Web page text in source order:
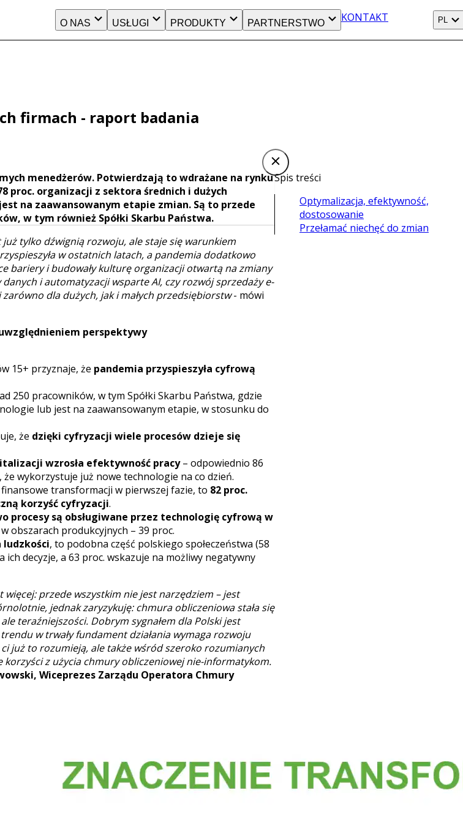
O NAS USŁUGI PRODUKTY PARTNERSTWO KONTAKT PL
firmach - raport badania
menedżerów. Potwierdzają to wdrażane na rynku
organizacji z sektora średnich i dużych
na zaawansowanym etapie zmian. Są to przede
w tym również Spółki Skarbu Państwa.
tylko dźwignią rozwoju, ale staje się warunkiem
w ostatnich latach, a pandemia dodatkowo
bariery i budowały kulturę organizacji otwartą na zmiany
i automatyzacji wsparte AI, czy rozwój sprzedaży e-
dla dużych, jak i małych przedsiębiorstw- mówi
perspektywy
15+ przyznaje, że pandemia przyspieszyła cyfrową
250 pracowników, w tym Spółki Skarbu Państwa, gdzie
lub jest na zaawansowanym etapie, w stosunku do
że dzięki cyfryzacji wiele procesów dzieje się
wzrosła efektywność pracy– odpowiednio 86
wykorzystuje już nowe technologie na co dzień.
transformacji w pierwszej fazie, to 82 proc.
korzyść cyfryzacji.
procesy są obsługiwane przez technologię cyfrową w
obszarach produkcyjnych – 39 proc.
ludzkości, to podobna część polskiego społeczeństwa (58
ich decyzje, a 63 proc. wskazuje na możliwy negatywny
przede wszystkim nie jest narzędziem – jest
jednak zaryzykuję: chmura obliczeniowa stała się
teraźniejszości. Dobrym sygnałem dla Polski jest
w trwały fundament działania wymaga rozwoju
już to rozumieją, ale także wśród szeroko rozumianych
korzyści z użycia chmury obliczeniowej nie-informatykom.
Wiceprezes Zarządu Operatora Chmury
Spis treści
Optymalizacja, efektywność,
dostosowanie
Przełamać niechęć do zmian